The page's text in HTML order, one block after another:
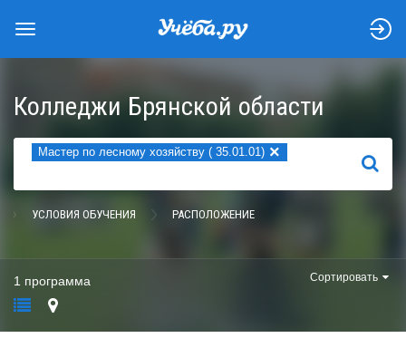
Колледжи Брянской области
Мастер по лесному хозяйству ( 35.01.01) ×
НАЙТИ
УСЛОВИЯ ОБУЧЕНИЯ РАСПОЛОЖЕНИЕ
1 программа Сортировать